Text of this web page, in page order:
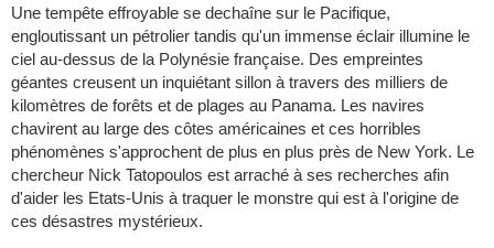
Une tempête effroyable se dechaîne sur le Pacifique,
engloutissant un pétrolier tandis qu'un immense éclair illumine le
ciel au-dessus de la Polynésie française. Des empreintes
géantes creusent un inquiétant sillon à travers des milliers de
kilomètres de forêts et de plages au Panama. Les navires
chavirent au large des côtes américaines et ces horribles
phénomènes s'approchent de plus en plus près de New York. Le
chercheur Nick Tatopoulos est arraché à ses recherches afin
d'aider les Etats-Unis à traquer le monstre qui est à l'origine de
ces désastres mystérieux.